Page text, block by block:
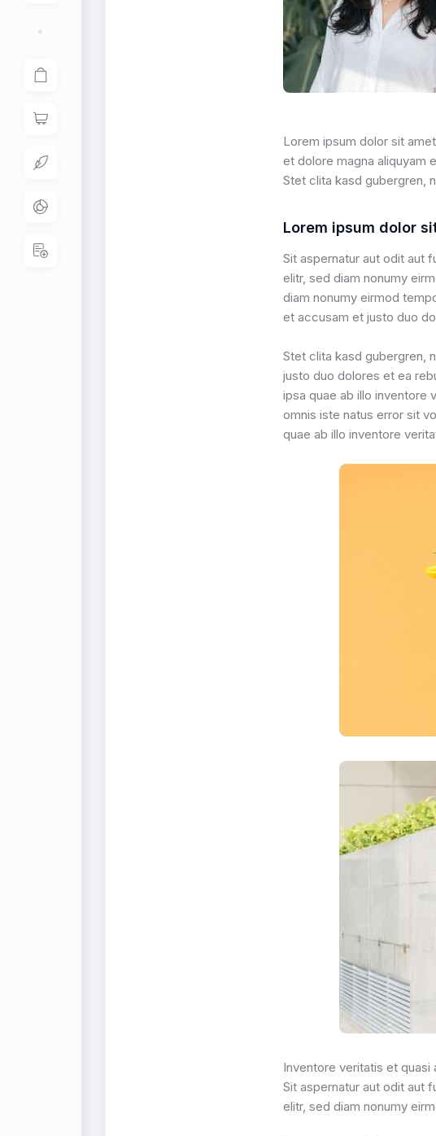
Lorem ipsum dolor sit
et dolore magna aliquyam
Stet clita kasd gubergren,
Lorem ipsum dolor
Sit aspernatur aut odit aut
elitr, sed diam nonumy
diam nonumy eirmod
et accusam et justo duo
Stet clita kasd gubergren,
justo duo dolores et ea
ipsa quae ab illo inventore
omnis iste natus error sit
quae ab illo inventore
Inventore veritatis et
Sit aspernatur aut odit aut
elitr, sed diam nonumy